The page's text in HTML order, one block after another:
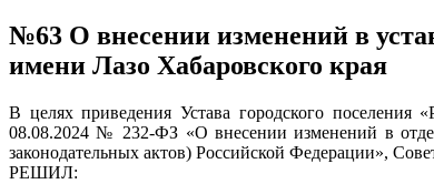
№63 О внесении изменений в
имени Лазо Хабаровского края
В целях приведения Устава городского поселения
08.08.2024 № 232-ФЗ «О внесении изменений в
законодательных актов) Российской Федерации»,
РЕШИЛ: